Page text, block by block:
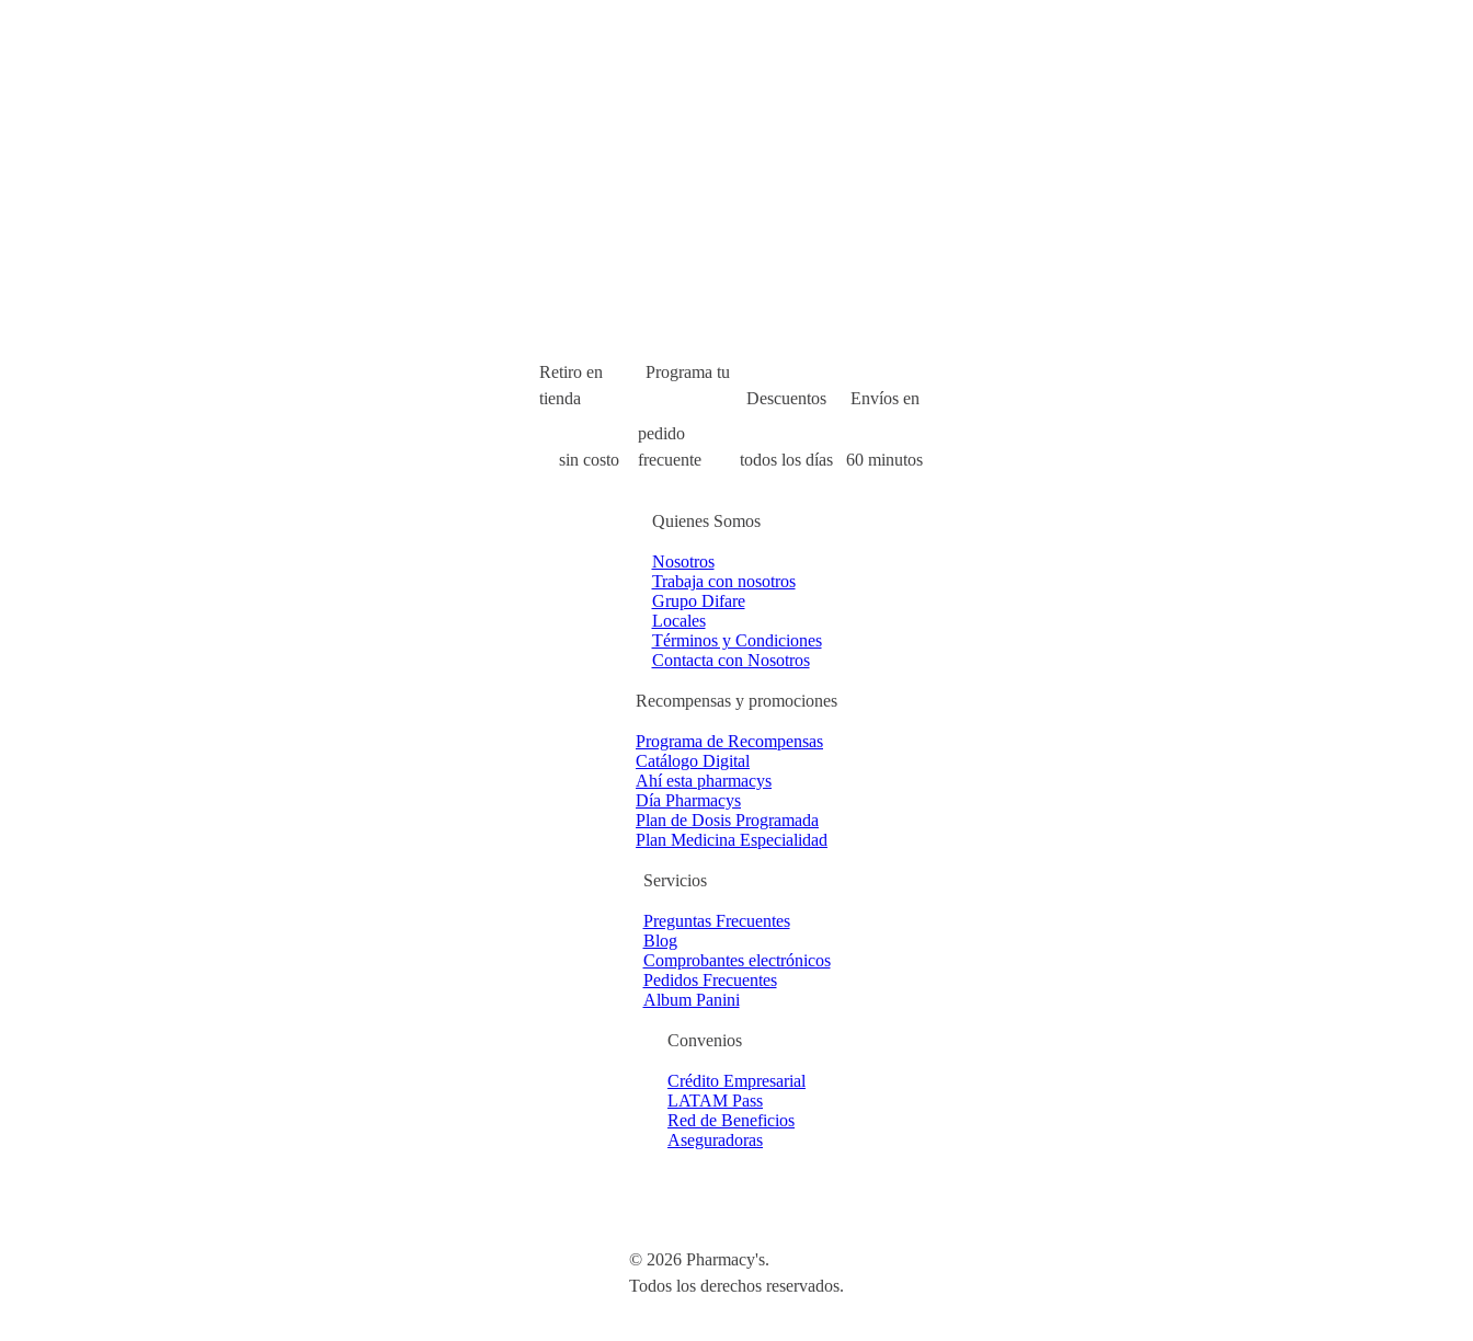
Retiro en
tienda
sin costo
Programa tu
pedido
frecuente
Descuentos
todos los días
Envíos en
60 minutos
Quienes Somos
Nosotros
Trabaja con nosotros
Grupo Difare
Locales
Términos y Condiciones
Contacta con Nosotros
Recompensas y promociones
Programa de Recompensas
Catálogo Digital
Ahí esta pharmacys
Día Pharmacys
Plan de Dosis Programada
Plan Medicina Especialidad
Servicios
Preguntas Frecuentes
Blog
Comprobantes electrónicos
Pedidos Frecuentes
Album Panini
Convenios
Crédito Empresarial
LATAM Pass
Red de Beneficios
Aseguradoras
© 2026 Pharmacy's.
Todos los derechos reservados.